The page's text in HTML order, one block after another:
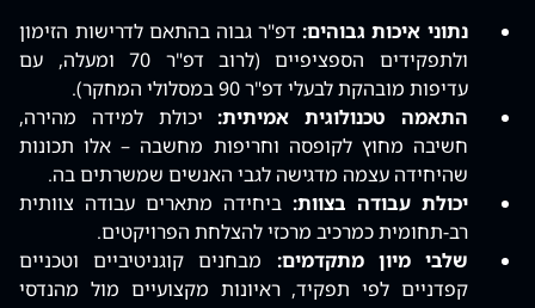
נתוני איכות גבוהים:דפ"ר גבוה בהתאם לדרישות הזימון
ולתפקידים הספציפיים (לרוב דפ"ר 70 ומעלה, עם
עדיפות מובהקת לבעלי דפ"ר 90 במסלולי המחקר).
התאמה טכנולוגית אמיתית:יכולת למידה מהירה,
חשיבה מחוץ לקופסה וחריפות מחשבה – אלו תכונות
שהיחידה עצמה מדגישה לגבי האנשים שמשרתים בה.
יכולת עבודה בצוות: ביחידה מתארים עבודה צוותית
רב-תחומית כמרכיב מרכזי להצלחת הפרויקטים.
שלבי מיון מתקדמים: מבחנים קוגניטיביים וטכניים
קפדניים לפי תפקיד, ראיונות מקצועיים מול מהנדסי